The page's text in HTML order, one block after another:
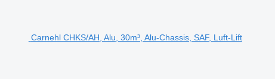
Carnehl CHKS/AH, Alu, 30m³, Alu-Chassis, SAF, Luft-Lift